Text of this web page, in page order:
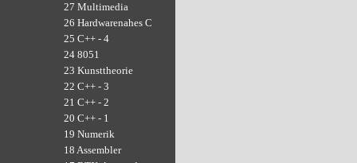
27 Multimedia
26 Hardwarenahes C
25 C++ - 4
24 8051
23 Kunsttheorie
22 C++ - 3
21 C++ - 2
20 C++ - 1
19 Numerik
18 Assembler